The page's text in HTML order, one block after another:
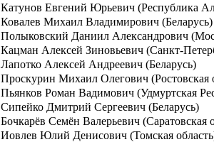
Катунов Евгений Юрьевич (Республика
Ковалев Михаил Владимирович (Беларусь)
Полыковский Даниил Александрович
Кацман Алексей Зиновьевич (Санкт-
Лапотко Алексей Андреевич (Беларусь)
Проскурин Михаил Олегович (Ростовская
Пьянков Роман Вадимович (Удмуртская
Сипейко Дмитрий Сергеевич (Беларусь)
Бочкарёв Семён Валерьевич (Саратовская
Иовлев Юлий Денисович (Томская